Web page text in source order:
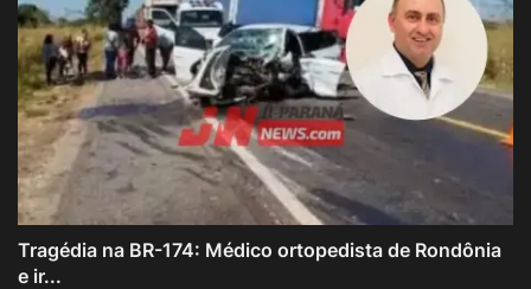
Tragédia na BR-174: Médico ortopedista de Rondônia
e ir...